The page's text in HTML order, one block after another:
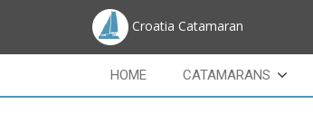
Croatia Catamaran
HOME CATAMARANS